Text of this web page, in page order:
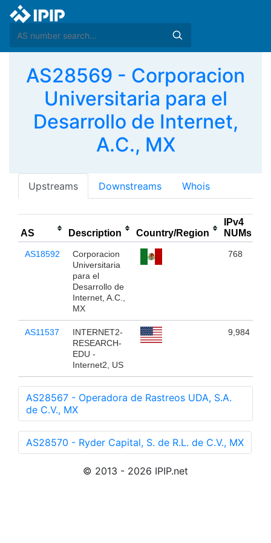
AS28569 - Corporacion
Universitaria para el
Desarrollo de Internet,
A.C., MX
Upstreams Downstreams Whois
AS Description Country/Region
IPv4
NUMs
AS18592
Corporacion
Universitaria
para el
Desarrollo de
Internet, A.C.,
MX
768
AS11537
INTERNET2-
RESEARCH-
EDU -
Internet2, US
9,984
AS28567 - Operadora de Rastreos UDA, S.A.
de C.V., MX
AS28570 - Ryder Capital, S. de R.L. de C.V., MX
© 2013 - 2026 IPIP.net